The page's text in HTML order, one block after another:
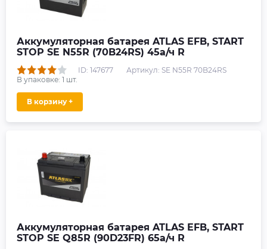
Аккумуляторная батарея ATLAS EFB, START
STOP SE N55R (70B24RS) 45а/ч R
ID: 147677
Артикул: SE N55R 70B24RS
В упаковке: 1 шт.
В корзину +
Аккумуляторная батарея ATLAS EFB, START
STOP SE Q85R (90D23FR) 65а/ч R